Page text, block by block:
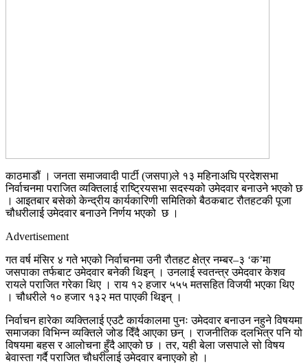
काठमाडौं । जनता समाजवादी पार्टी (जसपा)ले १३ महिनाअघि प्रदेशसभा
निर्वाचनमा पराजित व्यक्तिलाई राष्ट्रियसभा सदस्यको उमेदवार बनाउने भएको छ
। आइतबार बसेको केन्द्रीय कार्यकारिणी समितिको बैठकबाट रौतहटकी पूजा
चौधरीलाई उमेदवार बनाउने निर्णय भएको छ ।
Advertisement
गत वर्ष मंसिर ४ गते भएको निर्वाचनमा उनी रौतहट क्षेत्र नम्बर–३ ‘क’मा
जसपाका तर्फबाट उमेदवार बनेकी थिइन् । उनलाई स्वतन्त्र उमेदवार केशव
रायले पराजित गरेका थिए । राय १२ हजार ५५५ मतसहित विजयी भएका थिए
। चौधरीले १० हजार १३२ मत पाएकी थिइन् ।
निर्वाचन हारेका व्यक्तिलाई एउटै कार्यकालमा पुनः उमेदवार बनाउन नहुने विषयमा
समाजका विभिन्न व्यक्तिले जोड दिँदै आएका छन् । राजनीतिक दलभित्र पनि यो
विषयमा बहस र आलोचना हुँदै आएको छ । तर, यही बेला जसपाले सो विषय
बेवास्ता गर्दै पराजित चौधरीलाई उमेदवार बनाएको हो ।